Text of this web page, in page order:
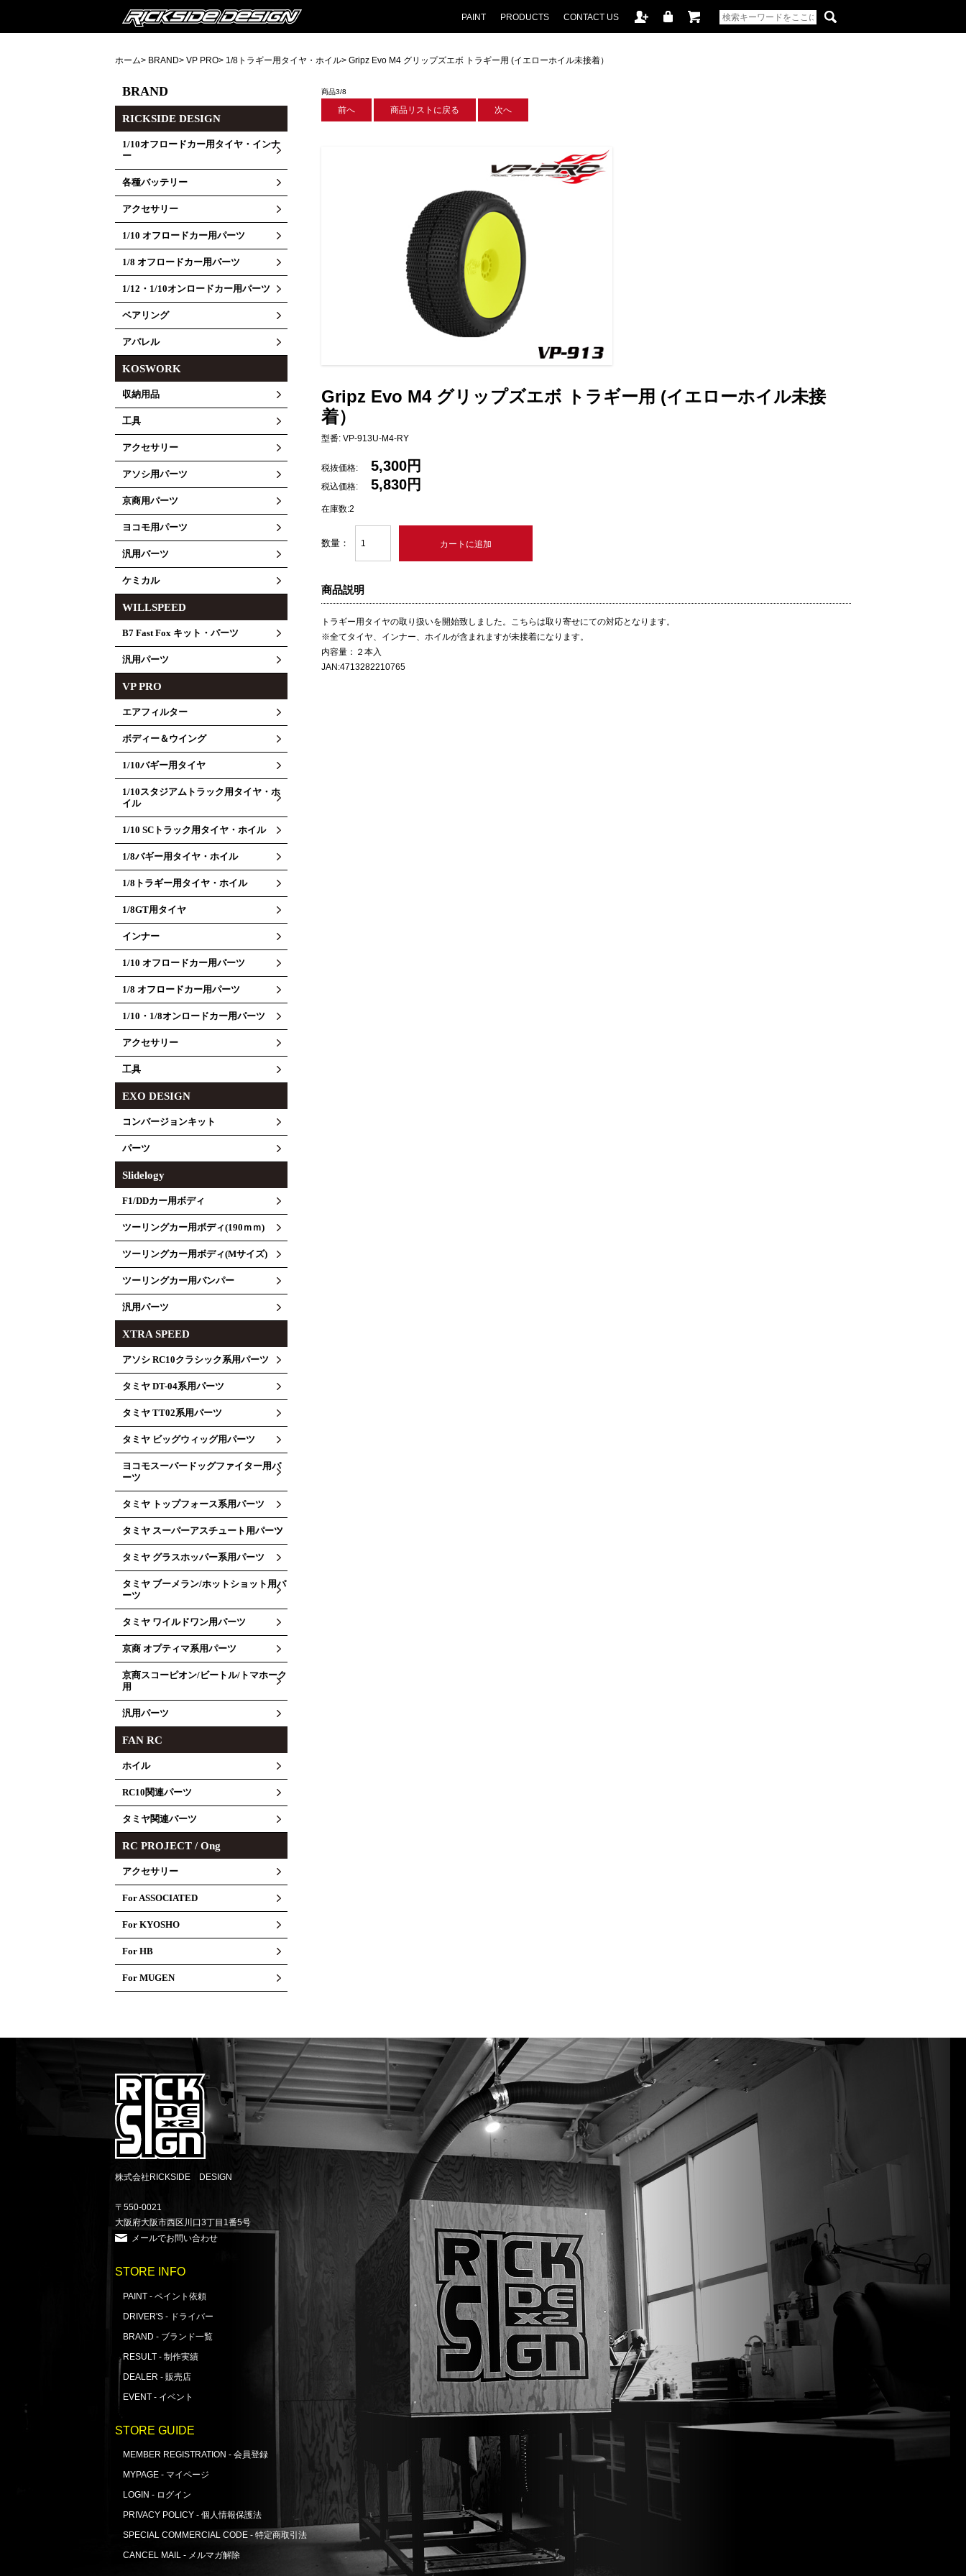
PAINT PRODUCTS CONTACT US
ホーム> BRAND> VP PRO> 1/8トラギー用タイヤ・ホイル> Gripz Evo M4 グリップズエボ トラギー用 (イエローホイル未接着）
BRAND
RICKSIDE DESIGN
1/10オフロードカー用タイヤ・インナ
ー
各種バッテリー
アクセサリー
1/10 オフロードカー用パーツ
1/8 オフロードカー用パーツ
1/12・1/10オンロードカー用パーツ
ベアリング
アパレル
KOSWORK
収納用品
工具
アクセサリー
アソシ用パーツ
京商用パーツ
ヨコモ用パーツ
汎用パーツ
ケミカル
WILLSPEED
B7 Fast Fox キット・パーツ
汎用パーツ
VP PRO
エアフィルター
ボディー＆ウイング
1/10バギー用タイヤ
1/10スタジアムトラック用タイヤ・ホ
イル
1/10 SCトラック用タイヤ・ホイル
1/8バギー用タイヤ・ホイル
1/8トラギー用タイヤ・ホイル
1/8GT用タイヤ
インナー
1/10 オフロードカー用パーツ
1/8 オフロードカー用パーツ
1/10・1/8オンロードカー用パーツ
アクセサリー
工具
EXO DESIGN
コンバージョンキット
パーツ
Slidelogy
F1/DDカー用ボディ
ツーリングカー用ボディ(190ｍｍ)
ツーリングカー用ボディ(Mサイズ)
ツーリングカー用バンパー
汎用パーツ
XTRA SPEED
アソシ RC10クラシック系用パーツ
タミヤ DT-04系用パーツ
タミヤ TT02系用パーツ
タミヤ ビッグウィッグ用パーツ
ヨコモスーパードッグファイター用パ
ーツ
タミヤ トップフォース系用パーツ
タミヤ スーパーアスチュート用パーツ
タミヤ グラスホッパー系用パーツ
タミヤ ブーメラン/ホットショット用パ
ーツ
タミヤ ワイルドワン用パーツ
京商 オプティマ系用パーツ
京商スコーピオン/ビートル/トマホーク
用
汎用パーツ
FAN RC
ホイル
RC10関連パーツ
タミヤ関連パーツ
RC PROJECT / Ong
アクセサリー
For ASSOCIATED
For KYOSHO
For HB
For MUGEN
商品3/8
前へ 商品リストに戻る 次へ
Gripz Evo M4 グリップズエボ トラギー用 (イエローホイル未接
着）
型番: VP-913U-M4-RY
税抜価格: 5,300円
税込価格: 5,830円
在庫数:2
数量：
商品説明
トラギー用タイヤの取り扱いを開始致しました。こちらは取り寄せにての対応となります。
※全てタイヤ、インナー、ホイルが含まれますが未接着になります。
内容量：２本入
JAN:4713282210765
株式会社RICKSIDE DESIGN
〒550-0021
大阪府大阪市西区川口3丁目1番5号
メールでお問い合わせ
STORE INFO
PAINT - ペイント依頼
DRIVER'S - ドライバー
BRAND - ブランド一覧
RESULT - 制作実績
DEALER - 販売店
EVENT - イベント
STORE GUIDE
MEMBER REGISTRATION - 会員登録
MYPAGE - マイページ
LOGIN - ログイン
PRIVACY POLICY - 個人情報保護法
SPECIAL COMMERCIAL CODE - 特定商取引法
CANCEL MAIL - メルマガ解除